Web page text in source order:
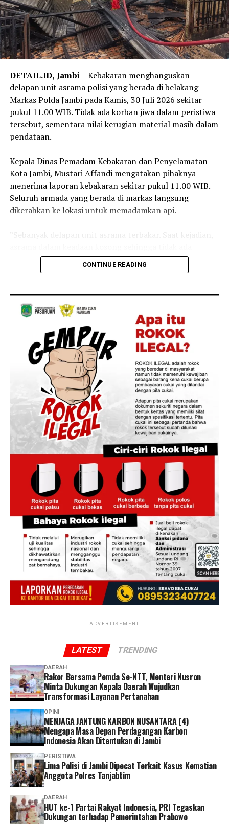
‎Kejati Jambi meminta masyarakat tidak mudah
mempercayai pesan, telepon, atau akun WhatsApp yang
mengatasnamakan pejabat Kejaksaan. Masyarakat juga
diminta tidak memberikan data pribadi, informasi
perbankan, kode OTP, maupun melakukan transfer dana
kepada pihak yang mengaku sebagai pejabat Kejaksaan.
‎Selain itu, masyarakat diimbau selalu melakukan
konfirmasi melalui kanal resmi Kejati Jambi apabila
menerima permintaan yang mencurigakan, serta segera
melaporkannya kepada aparat penegak hukum apabila
menemukan atau menjadi korban modus penipuan
tersebut.
‎Kejati Jambi menyatakan akan terus berkoordinasi
dengan aparat penegak hukum untuk menindaklanjuti
setiap laporan dan mengusut pihak-pihak yang
menyalahgunakan nama baik institusi Kejaksaan dalam
DETAIL.ID, Jambi– Kebakaran menghanguskan
delapan unit asrama polisi yang berada di belakang
Markas Polda Jambi pada Kamis, 30 Juli 2026 sekitar
pukul 11.00 WIB. Tidak ada korban jiwa dalam peristiwa
tersebut, sementara nilai kerugian material masih dalam
pendataan.
‎Kepala Dinas Pemadam Kebakaran dan Penyelamatan
Kota Jambi, Mustari Affandi mengatakan pihaknya
menerima laporan kebakaran sekitar pukul 11.00 WIB.
Seluruh armada yang berada di markas langsung
dikerahkan ke lokasi untuk memadamkan api.
korban jiwa,” ujar Mustari.
‎Ia menjelaskan, proses pemadaman sempat terkendala
tebalnya asap yang memenuhi lokasi. Sejumlah personel
pemadam bahkan harus menggunakan alat bantu
pernapasan (SCBA) saat melakukan pemadaman. Api
baru berhasil dijinakkan setelah lebih dari satu jam.
‎”Untuk penyebab kebakaran masih dalam penyelidikan
pihak kepolisian,” katanya.
‎Sementara itu, Direktur Reserse Kriminal Umum Polda
Jambi, Kombes Pol Jimmy Christian Samma, bilang
bahwa polisi telah melakukan olah tempat kejadian
perkara (TKP) untuk mengungkap penyebab kebakaran.
‎”Saat ini penyebabnya masih dalam proses penyelidikan
dan perkembangan selanjutnya akan kami sampaikan,”
ujarnya.
‎Salah seorang warga di sekitar lokasi mengatakan
sebelum api membesar ia melihat kepulan asap hitam
keluar dari salah satu bangunan asrama. Tak lama
kemudian, kobaran api dengan cepat membesar dan
merambat ke bangunan lainnya.
‎”Awalnya terlihat asap hitam, lalu muncul api besar.
Karena angin cukup kencang, api cepat menyebar ke
asrama lainnya,” katanya.
Juan Ambarita
CONTINUE READING
ADVERTISEMENT
LATEST TRENDING
DAERAH
Rakor Bersama Pemda Se-NTT, Menteri Nusron
Minta Dukungan Kepala Daerah Wujudkan
Transformasi Layanan Pertanahan
OPINI
MENJAGA JANTUNG KARBON NUSANTARA (4)
Mengapa Masa Depan Perdagangan Karbon
Indonesia Akan Ditentukan di Jambi
PERISTIWA
Lima Polisi di Jambi Dipecat Terkait Kasus Kematian
Anggota Polres Tanjabtim
DAERAH
HUT ke-1 Partai Rakyat Indonesia, PRI Tegaskan
Dukungan terhadap Pemerintahan Prabowo